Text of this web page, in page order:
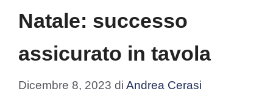
Natale: successo
assicurato in tavola
Dicembre 8, 2023 di Andrea Cerasi